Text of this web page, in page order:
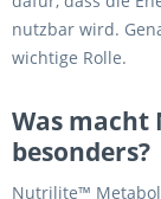
nutzbar wird.
wichtige Rolle.
Was
besonders?
Nutrilite™